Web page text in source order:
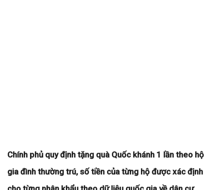
Chính phủ quy định tặng quà Quốc khánh 1 lần theo hộ
gia đình thường trú, số tiền của từng hộ được xác định